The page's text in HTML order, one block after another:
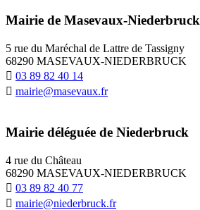
Mairie de Masevaux-Niederbruck
5 rue du Maréchal de Lattre de Tassigny
68290 MASEVAUX-NIEDERBRUCK
03 89 82 40 14
mairie@masevaux.fr
Mairie déléguée de Niederbruck
4 rue du Château
68290 MASEVAUX-NIEDERBRUCK
03 89 82 40 77
mairie@niederbruck.fr